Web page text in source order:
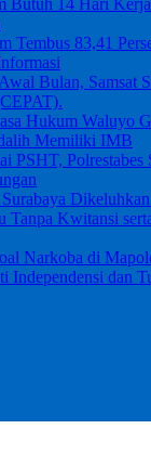
Tembus 83,41
Bulan, Samsat
Hukum Waluyo
Memiliki IMB
PSHT, Polrestabes
Tanpa Kwitansi
Narkoba di
Independensi dan